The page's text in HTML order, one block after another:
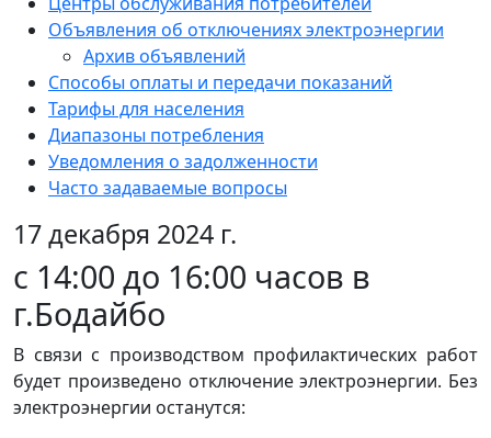
Объявления об отключениях электроэнергии
Архив объявлений
Способы оплаты и передачи показаний
Тарифы для населения
Диапазоны потребления
Уведомления о задолженности
Часто задаваемые вопросы
17 декабря 2024 г.
с 14:00 до 16:00 часов в
г.Бодайбо
В связи с производством профилактических работ
будет произведено отключение электроэнергии. Без
электроэнергии останутся: